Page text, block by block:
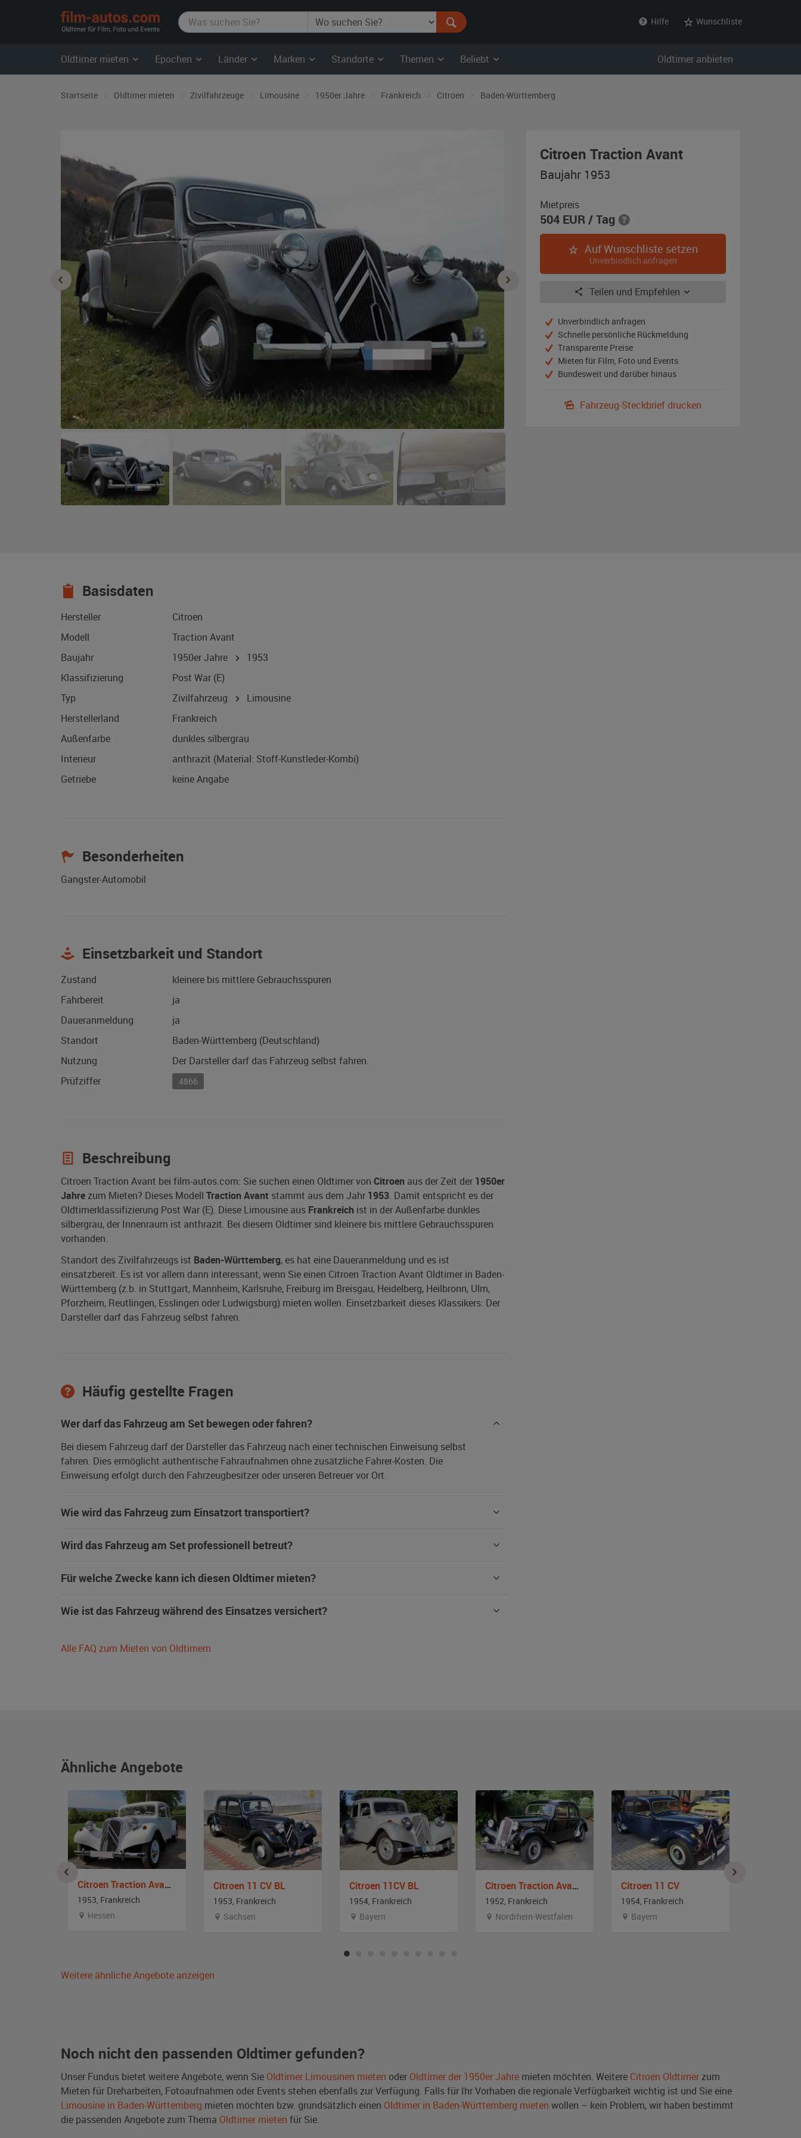
film-
autos.com
Hilfe Wunschliste
Oldtimer mieten Epochen Länder Marken Standorte Themen Beliebt Oldtimer anbieten
Startseite Oldtimer mieten Zivilfahrzeuge Limousine 1950er Jahre Frankreich Citroen Baden-Württemberg
Citroen Traction Avant,
Baujahr 1953
Mietpreis
504 EUR/ Tag
Auf Wunschliste setzen
Unverbindlich anfragen
Teilen und Empfehlen
Unverbindlich anfragen
Schnelle persönliche Rückmeldung
Transparente Preise
Mieten für Film, Foto und Events
Bundesweit und darüber hinaus
Fahrzeug-Steckbrief drucken
Basisdaten
Hersteller
Citroen
Modell
Traction Avant
Baujahr
1950er Jahre
1953
Klassifizierung
Post War (E)
Typ
Zivilfahrzeug
Limousine
Herstellerland
Frankreich
Außenfarbe
dunkles silbergrau
Interieur
anthrazit (Material: Stoff-Kunstleder-Kombi)
Getriebe
keine Angabe
Besonderheiten
Gangster-Automobil
Einsetzbarkeit und Standort
Zustand
kleinere bis mittlere Gebrauchsspuren
Fahrbereit
ja
Daueranmeldung
ja
Standort
Baden-Württemberg (Deutschland)
Nutzung
Der Darsteller darf das Fahrzeug selbst fahren.
Prüfziffer
4866
Beschreibung
Citroen Traction Avant bei film-autos.com: Sie suchen einen Oldtimer von Citroen aus der Zeit der 1950er
Jahrezum Mieten? Dieses Modell Traction Avant stammt aus dem Jahr 1953. Damit entspricht es der
Oldtimerklassifizierung Post War (E). Diese Limousine aus Frankreich ist in der Außenfarbe dunkles
silbergrau, der Innenraum ist anthrazit. Bei diesem Oldtimer sind kleinere bis mittlere Gebrauchsspuren
vorhanden.
Standort des Zivilfahrzeugs ist Baden-Württemberg, es hat eine Daueranmeldung und es ist
einsatzbereit. Es ist vor allem dann interessant, wenn Sie einen Citroen Traction Avant Oldtimer in Baden-
Württemberg (z.b. in Stuttgart, Mannheim, Karlsruhe, Freiburg im Breisgau, Heidelberg, Heilbronn, Ulm,
Pforzheim, Reutlingen, Esslingen oder Ludwigsburg) mieten wollen. Einsetzbarkeit dieses Klassikers: Der
Darsteller darf das Fahrzeug selbst fahren.
Häufig gestellte Fragen
Wer darf das Fahrzeug am Set bewegen oder fahren?
Bei diesem Fahrzeug darf der Darsteller das Fahrzeug nach einer technischen Einweisung selbst
fahren. Dies ermöglicht authentische Fahraufnahmen ohne zusätzliche Fahrer-Kosten. Die
Einweisung erfolgt durch den Fahrzeugbesitzer oder unseren Betreuer vor Ort.
Wie wird das Fahrzeug zum Einsatzort transportiert?
Wird das Fahrzeug am Set professionell betreut?
Für welche Zwecke kann ich diesen Oldtimer mieten?
Wie ist das Fahrzeug während des Einsatzes versichert?
Alle FAQ zum Mieten von Oldtimern
Ähnliche Angebote
Citroen Traction Avant 11CV BN
1953, Frankreich
Hessen
Citroen 11 CV BL
1953, Frankreich
Sachsen
Citroen 11CV BL
1954, Frankreich
Bayern
Citroen Traction Avant BL
1952, Frankreich
Nordrhein-Westfalen
Citroen 11 CV
1954, Frankreich
Bayern
Weitere ähnliche Angebote anzeigen
Noch nicht den passenden Oldtimer gefunden?
Unser Fundus bietet weitere Angebote, wenn Sie Oldtimer Limousinen mieten oder Oldtimer der 1950er Jahre mieten möchten. Weitere Citroen Oldtimer zum
Mieten für Dreharbeiten, Fotoaufnahmen oder Events stehen ebenfalls zur Verfügung. Falls für Ihr Vorhaben die regionale Verfügbarkeit wichtig ist und Sie eine
Limousine in Baden-Württemberg mieten möchten bzw. grundsätzlich einen Oldtimer in Baden-Württemberg mieten wollen – kein Problem, wir haben bestimmt
die passenden Angebote zum Thema Oldtimer mieten für Sie.